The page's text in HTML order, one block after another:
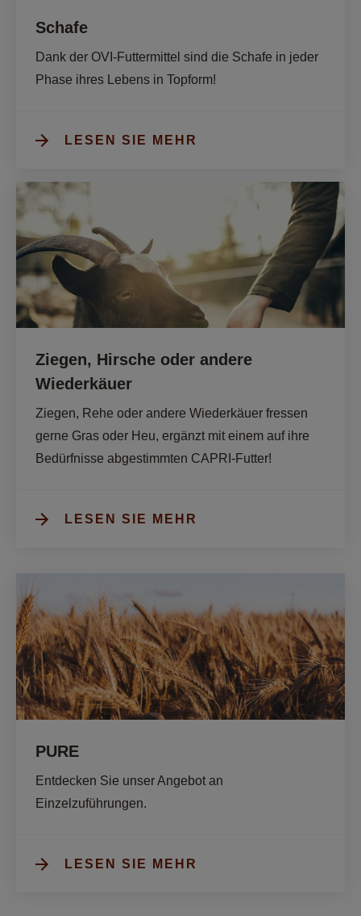
Schafe
Dank der OVI-Futtermittel sind die Schafe in jeder
Phase ihres Lebens in Topform!
LESEN SIE MEHR
Ziegen, Hirsche oder andere
Wiederkäuer
Ziegen, Rehe oder andere Wiederkäuer fressen
gerne Gras oder Heu, ergänzt mit einem auf ihre
Bedürfnisse abgestimmten CAPRI-Futter!
LESEN SIE MEHR
PURE
Entdecken Sie unser Angebot an
Einzelzuführungen.
LESEN SIE MEHR